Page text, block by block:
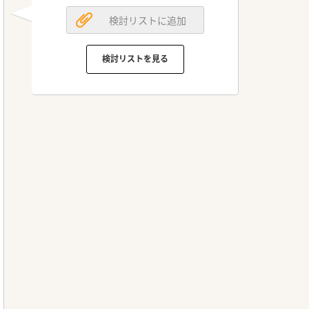
検討リストに追加
検討リストを見る